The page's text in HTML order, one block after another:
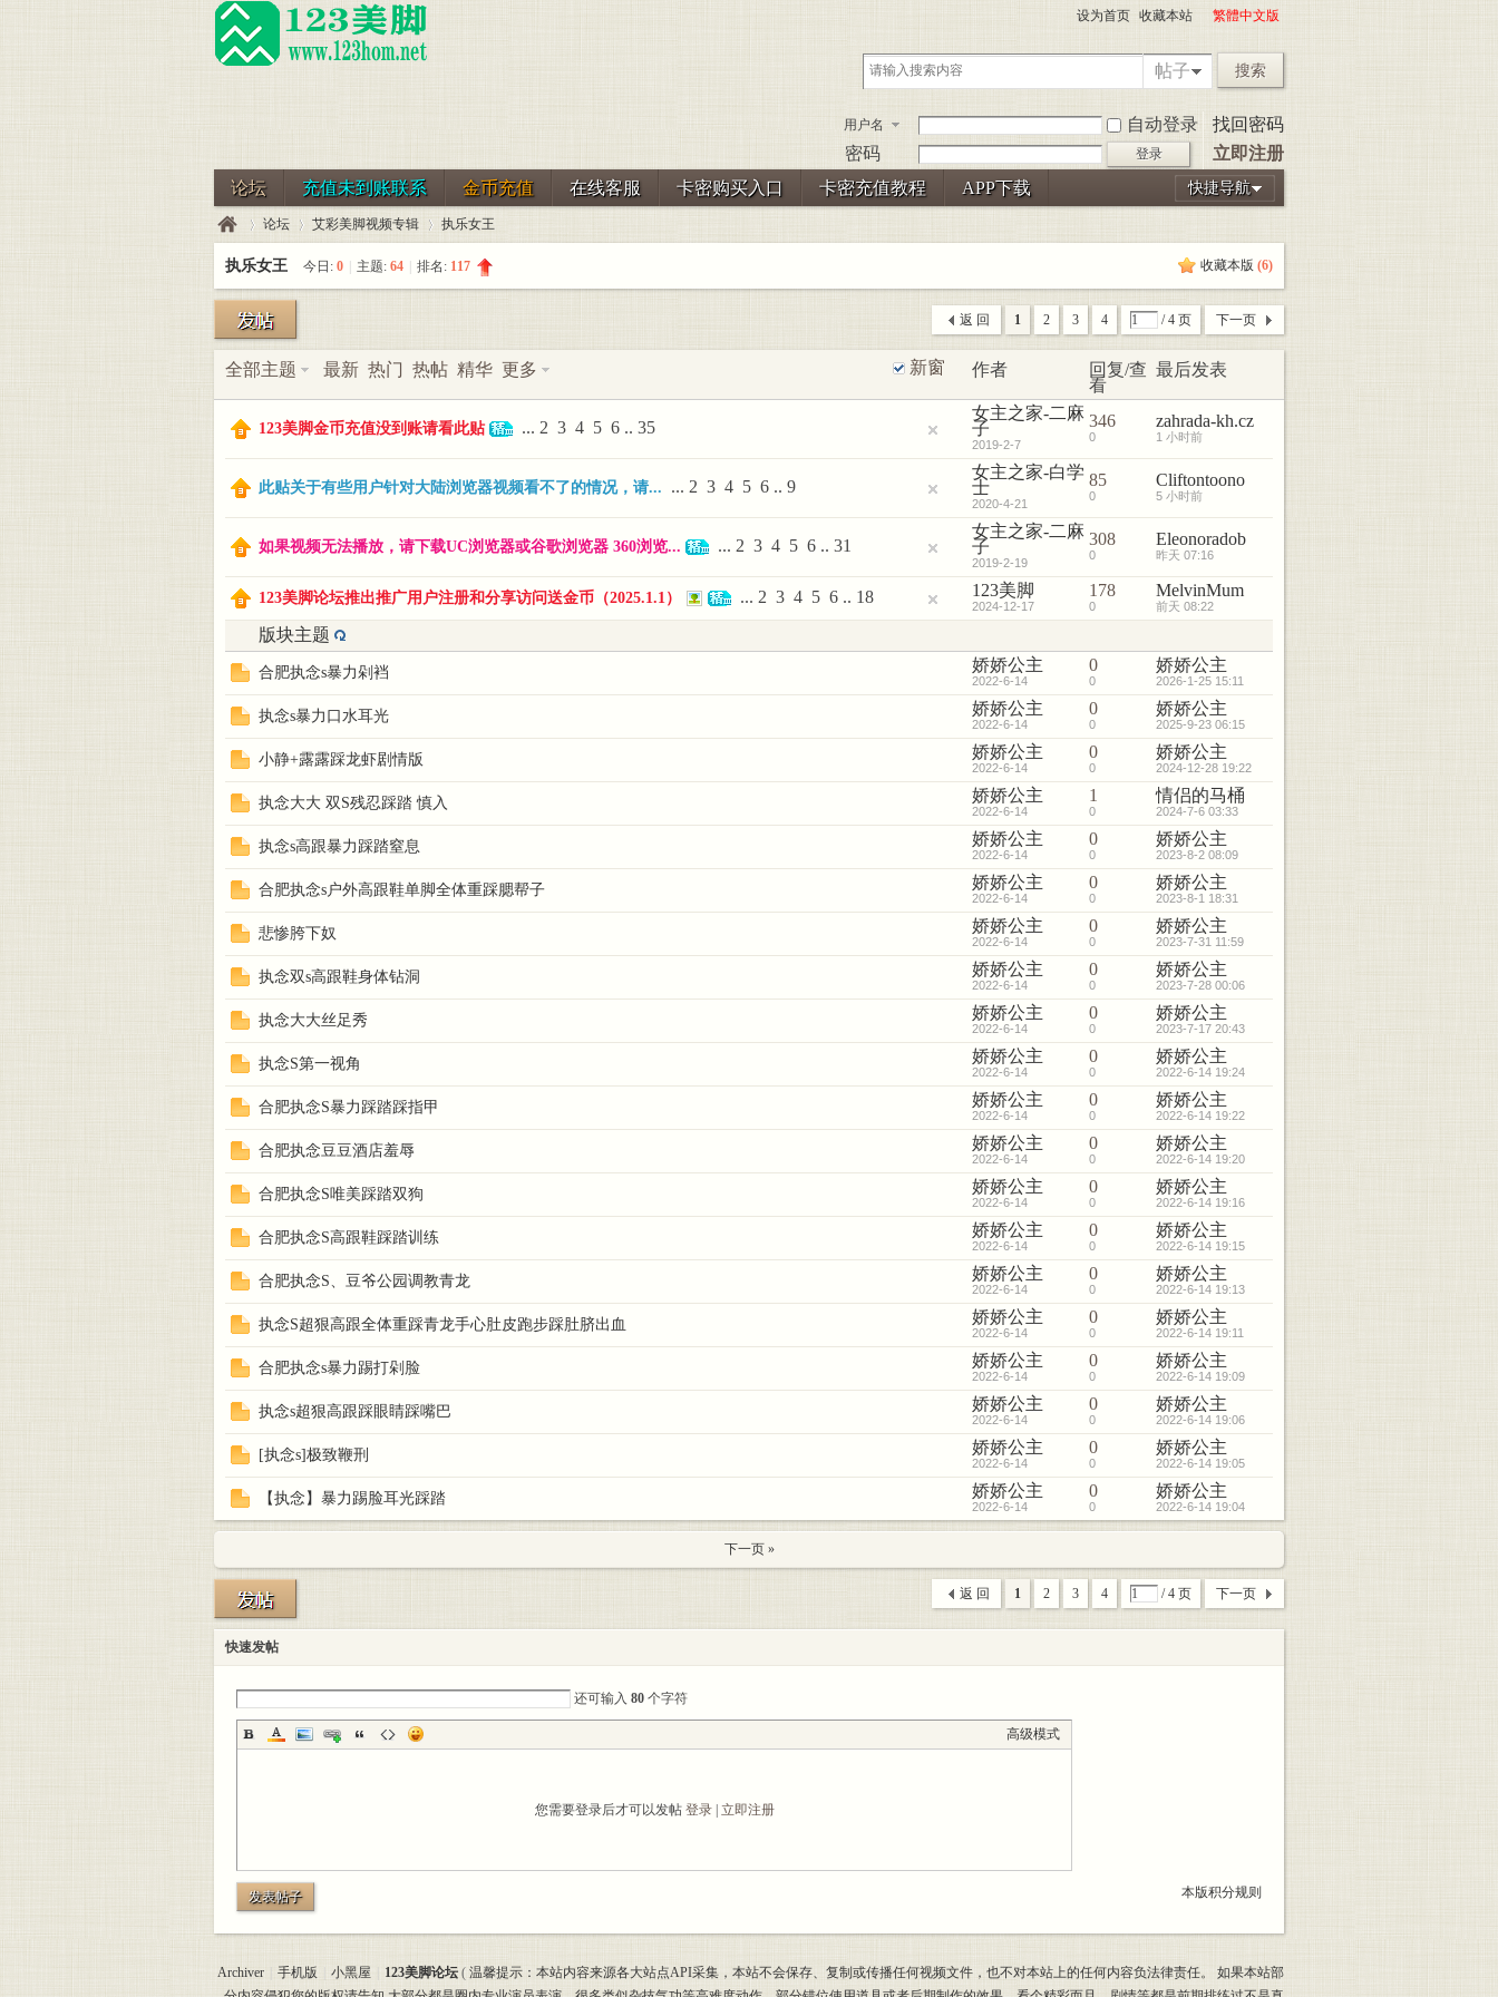
设为首页 收藏本站 繁體中文版
帖子 搜索
用户名 自动登录
找回密码
密码
登录 立即注册
快捷导航
论坛 充值未到账联系 金币充值 在线客服 卡密购买入口 卡密充值教程 APP下载
美脚
论坛
»
论坛 艾彩美脚视频专辑 执乐女王
收藏本版 (6)
执乐女王 今日: 0 主题: 64 排名: 117
1 2 3 4 / 4 页 下一页
返 回
新窗
全部主题 最新 热门 热帖 精华 更多 作者
回复/查
看
最后发表
123美脚金币充值没到账请看此贴 ... 2 3 4 5 6 .. 35
女主之家-二麻
子
2019-2-7
346
0
zahrada-kh.cz
1 小时前
此贴关于有些用户针对大陆浏览器视频看不了的情况，请... ... 2 3 4 5 6 .. 9
女主之家-白学
士
2020-4-21
85
0
Cliftontoono
5 小时前
如果视频无法播放，请下载UC浏览器或谷歌浏览器 360浏览... ... 2 3 4 5 6 .. 31
女主之家-二麻
子
2019-2-19
308
0
Eleonoradob
昨天 07:16
123美脚论坛推出推广用户注册和分享访问送金币（2025.1.1） ... 2 3 4 5 6 .. 18 123美脚
2024-12-17
178
0
MelvinMum
前天 08:22
版块主题
合肥执念s暴力剁裆 娇娇公主
2022-6-14
0
0
娇娇公主
2026-1-25 15:11
执念s暴力口水耳光 娇娇公主
2022-6-14
0
0
娇娇公主
2025-9-23 06:15
小静+露露踩龙虾剧情版 娇娇公主
2022-6-14
0
0
娇娇公主
2024-12-28 19:22
执念大大 双S残忍踩踏 慎入 娇娇公主
2022-6-14
1
0
情侣的马桶
2024-7-6 03:33
执念s高跟暴力踩踏窒息 娇娇公主
2022-6-14
0
0
娇娇公主
2023-8-2 08:09
合肥执念s户外高跟鞋单脚全体重踩腮帮子 娇娇公主
2022-6-14
0
0
娇娇公主
2023-8-1 18:31
悲惨胯下奴 娇娇公主
2022-6-14
0
0
娇娇公主
2023-7-31 11:59
执念双s高跟鞋身体钻洞 娇娇公主
2022-6-14
0
0
娇娇公主
2023-7-28 00:06
执念大大丝足秀 娇娇公主
2022-6-14
0
0
娇娇公主
2023-7-17 20:43
执念S第一视角 娇娇公主
2022-6-14
0
0
娇娇公主
2022-6-14 19:24
合肥执念S暴力踩踏踩指甲 娇娇公主
2022-6-14
0
0
娇娇公主
2022-6-14 19:22
合肥执念豆豆酒店羞辱 娇娇公主
2022-6-14
0
0
娇娇公主
2022-6-14 19:20
合肥执念S唯美踩踏双狗 娇娇公主
2022-6-14
0
0
娇娇公主
2022-6-14 19:16
合肥执念S高跟鞋踩踏训练 娇娇公主
2022-6-14
0
0
娇娇公主
2022-6-14 19:15
合肥执念S、豆爷公园调教青龙 娇娇公主
2022-6-14
0
0
娇娇公主
2022-6-14 19:13
执念S超狠高跟全体重踩青龙手心肚皮跑步踩肚脐出血 娇娇公主
2022-6-14
0
0
娇娇公主
2022-6-14 19:11
合肥执念s暴力踢打剁脸 娇娇公主
2022-6-14
0
0
娇娇公主
2022-6-14 19:09
执念s超狠高跟踩眼睛踩嘴巴 娇娇公主
2022-6-14
0
0
娇娇公主
2022-6-14 19:06
[执念s]极致鞭刑 娇娇公主
2022-6-14
0
0
娇娇公主
2022-6-14 19:05
【执念】暴力踢脸耳光踩踏 娇娇公主
2022-6-14
0
0
娇娇公主
2022-6-14 19:04
下一页 »
1 2 3 4 / 4 页 下一页
返 回
快速发帖
还可输入 80 个字符
高级模式
您需要登录后才可以发帖 登录| 立即注册
本版积分规则
发表帖子
Archiver 手机版 小黑屋 123美脚论坛 ( 温馨提示：本站内容来源各大站点API采集，本站不会保存、复制或传播任何视频文件，也不对本站上的任何内容负法律责任。 如果本站部